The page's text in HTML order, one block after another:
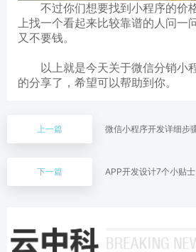
不过你们想要找到小程序的价
上找一个看起来比较靠谱的人问一
又不要钱。
以上就是今天关于微信分销小
的分享了，希望可以帮助到你。
上一篇 微信小程序开发详细步
下一篇 APP开发设计7个小贴士